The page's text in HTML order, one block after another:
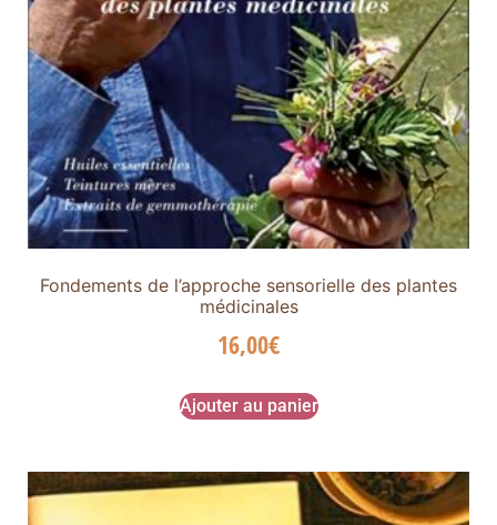
Fondements de l’approche sensorielle des plantes
médicinales
16,00€
Ajouter au panier